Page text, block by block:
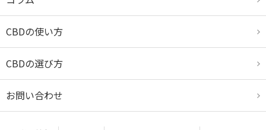
CBDの使い方
CBDの選び方
お問い合わせ